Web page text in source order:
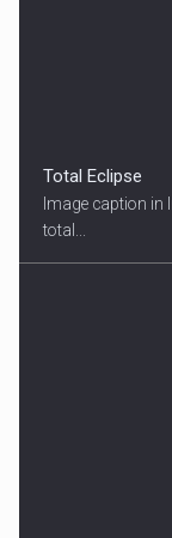
Total Eclipse
Image caption in
total...